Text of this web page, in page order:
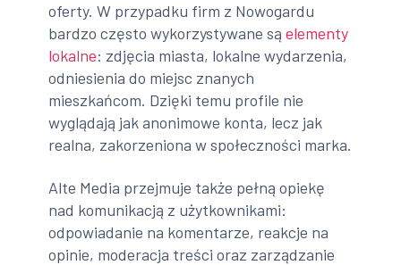
oferty. W przypadku firm z Nowogardu
bardzo często wykorzystywane sąelementy
lokalne: zdjęcia miasta, lokalne wydarzenia,
odniesienia do miejsc znanych
mieszkańcom. Dzięki temu profile nie
wyglądają jak anonimowe konta, lecz jak
realna, zakorzeniona w społeczności marka.
Alte Media przejmuje także pełną opiekę
nad komunikacją z użytkownikami:
odpowiadanie na komentarze, reakcje na
opinie, moderacja treści oraz zarządzanie